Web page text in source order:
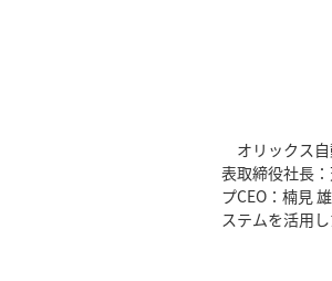
オリックス自
表取締役社長
プCEO：楠見
ステムを活用